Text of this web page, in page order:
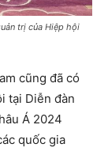
trị của Hiệp hội
cũng đã có
tại Diễn đàn
Á 2024
quốc gia